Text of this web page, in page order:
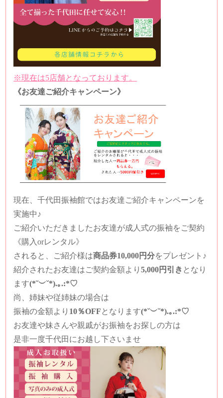
※現在は5店舗となっております。
《お友達ご紹介キャンペーン》
現在、千代田振袖館ではお友達ご紹介キャンペーンを
実施中♪
ご紹介いただきましたお友達が成人式の振袖をご契約
《購入orレンタル》
されると、
ご紹介様は商品券10,000円分をプレゼント♪
紹介されたお友達はご契約金額より5,000円引き となり
ます(*˘︶˘*).｡.:*♡
尚、姉妹や従姉妹の場合は
振袖の金額より 10％OFF となります(*˘︶˘*).｡.:*♡
お友達や妹さんや親戚がお振袖をお探しの方は
是非一度千代田にお越し下さいませ